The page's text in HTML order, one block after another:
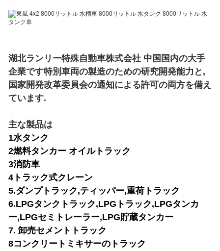
湖北ランリー特殊自動車株式会社 中国国内の大手
企業です特別車両の製造のための研究開発能力と,
国家開発改革委員会の通知による許可の両方を備え
ています.
主な製品は
1水タンク
2燃料タンカー オイルトラック
3消防車
4トラック式クレーン
5.ダンプトラック,ティッパー,重荷トラック
6.LPGタンクトラック,LPGトラック,LPGタンカ
ー,LPGセミトレーラー,LPG貯蔵タンカー
7. 卸売セメントトラック
8コンクリートミキサーのトラック